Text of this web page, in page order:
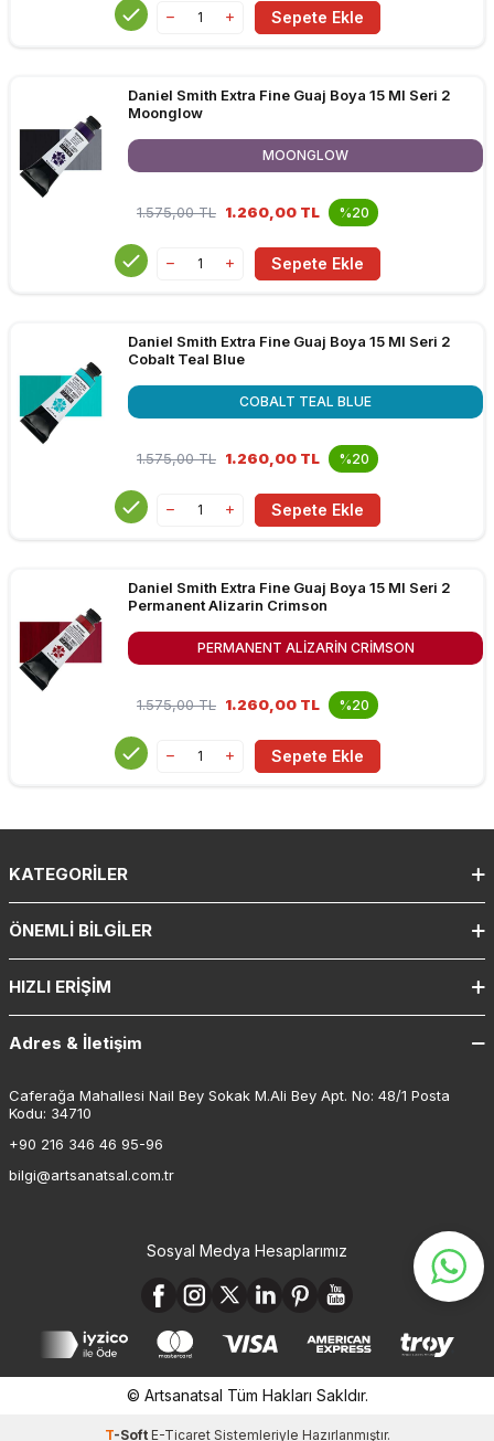
Sepete Ekle
Daniel Smith Extra Fine Guaj Boya 15 Ml Seri 2
Moonglow
MOONGLOW
1.575,00TL 1.260,00 TL %20
Sepete Ekle
Daniel Smith Extra Fine Guaj Boya 15 Ml Seri 2
Cobalt Teal Blue
COBALT TEAL BLUE
1.575,00TL 1.260,00 TL %20
Sepete Ekle
Daniel Smith Extra Fine Guaj Boya 15 Ml Seri 2
Permanent Alizarin Crimson
PERMANENT ALIZARIN CRIMSON
1.575,00TL 1.260,00 TL %20
Sepete Ekle
KATEGORILER
ÖNEMLI BILGILER
HIZLI ERIŞIM
Adres & İletişim
Caferağa Mahallesi Nail Bey Sokak M.Ali Bey Apt. No: 48/1 Posta
Kodu: 34710
+90 216 346 46 95-96
bilgi@artsanatsal.com.tr
Sosyal Medya Hesaplarımız
© Artsanatsal Tüm Hakları Sakldır.
T-Soft E-TicaretSistemleriyle Hazırlanmıştır.